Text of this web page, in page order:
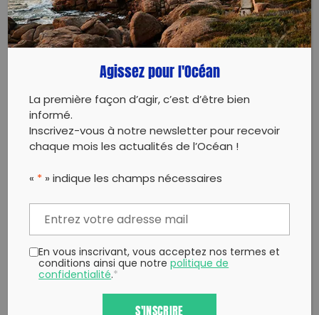
PARTAGER CET ARTICLE:
Partager sur Facebook
Partager sur
Envoyer à
Copy to clipboardAgissez pour l'Océan
La première façon d’agir, c’est d’être bien
informé.
Inscrivez-vous à notre newsletter pour recevoir
chaque mois les actualités de l’Océan !
« * » indique les champs nécessaires
En vous inscrivant, vous acceptez nos termes et
conditions ainsi que notrepolitique de
confidentialité.*
S'INSCRIRE